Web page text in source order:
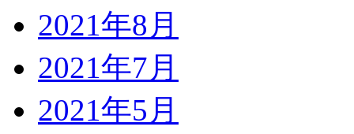
2021年8月
2021年7月
2021年5月